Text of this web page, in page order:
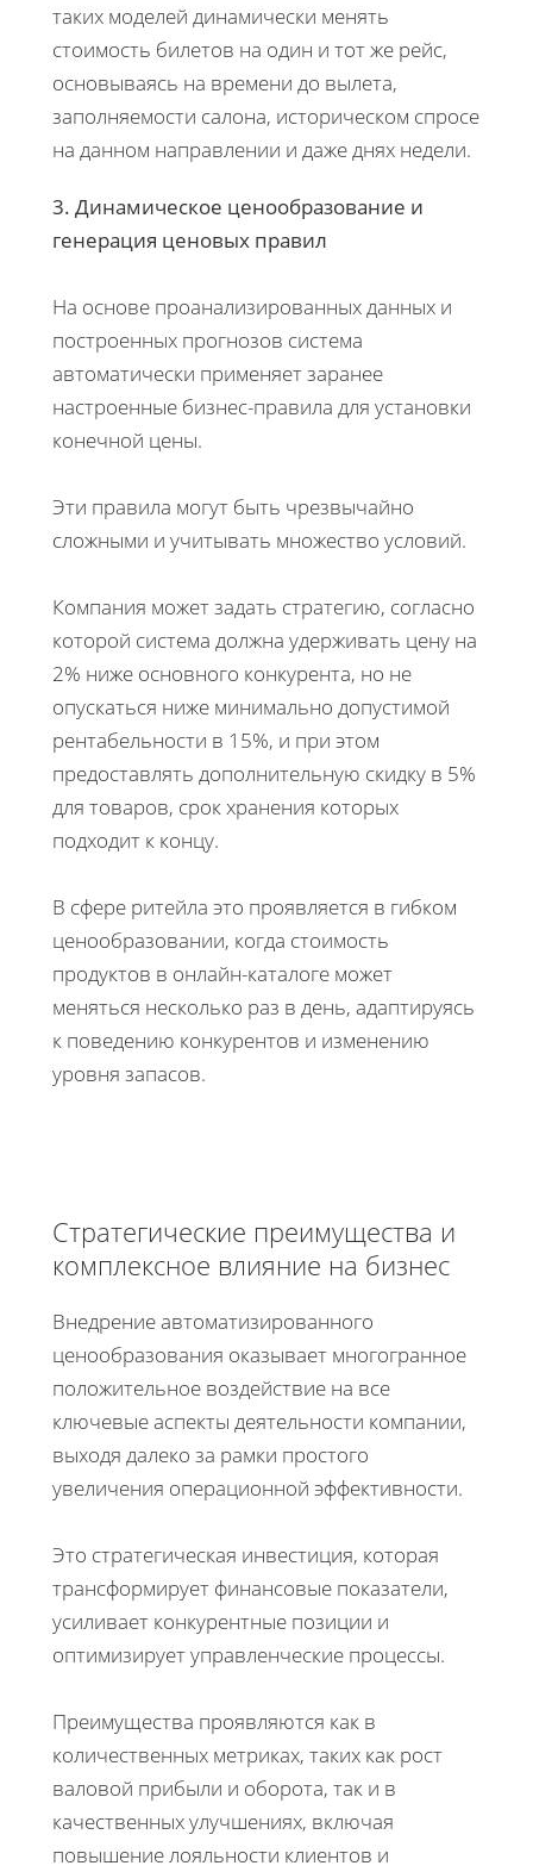
таких моделей динамически менять
стоимость билетов на один и тот же рейс,
основываясь на времени до вылета,
заполняемости салона, историческом спросе
на данном направлении и даже днях недели.
3. Динамическое ценообразование и
генерация ценовых правил
На основе проанализированных данных и
построенных прогнозов система
автоматически применяет заранее
настроенные бизнес-правила для установки
конечной цены.
Эти правила могут быть чрезвычайно
сложными и учитывать множество условий.
Компания может задать стратегию, согласно
которой система должна удерживать цену на
2% ниже основного конкурента, но не
опускаться ниже минимально допустимой
рентабельности в 15%, и при этом
предоставлять дополнительную скидку в 5%
для товаров, срок хранения которых
подходит к концу.
В сфере ритейла это проявляется в гибком
ценообразовании, когда стоимость
продуктов в онлайн-каталоге может
меняться несколько раз в день, адаптируясь
к поведению конкурентов и изменению
уровня запасов.
Стратегические преимущества и
комплексное влияние на бизнес
Внедрение автоматизированного
ценообразования оказывает многогранное
положительное воздействие на все
ключевые аспекты деятельности компании,
выходя далеко за рамки простого
увеличения операционной эффективности.
Это стратегическая инвестиция, которая
трансформирует финансовые показатели,
усиливает конкурентные позиции и
оптимизирует управленческие процессы.
Преимущества проявляются как в
количественных метриках, таких как рост
валовой прибыли и оборота, так и в
качественных улучшениях, включая
повышение лояльности клиентов и